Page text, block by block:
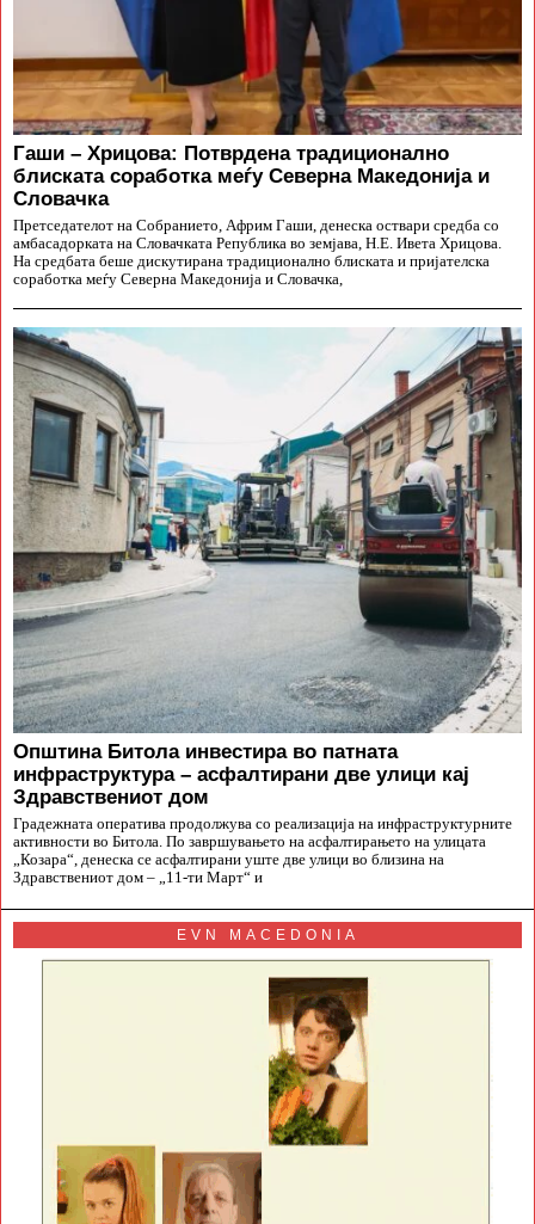
Гаши – Хрицова: Потврдена традиционално
блиската соработка меѓу Северна Македонија и
Словачка
Претседателот на Собранието, Африм Гаши, денеска оствари средба со
амбасадорката на Словачката Република во земјава, Н.Е. Ивета Хрицова.
На средбата беше дискутирана традиционално блиската и пријателска
соработка меѓу Северна Македонија и Словачка,
Општина Битола инвестира во патната
инфраструктура – асфалтирани две улици кај
Здравствениот дом
Градежната оператива продолжува со реализација на инфраструктурните
активности во Битола. По завршувањето на асфалтирањето на улицата
„Козара“, денеска се асфалтирани уште две улици во близина на
Здравствениот дом – „11-ти Март“ и
EVN MACEDONIA